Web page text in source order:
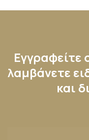
Εγγραφείτε
λαμβάνετε
και